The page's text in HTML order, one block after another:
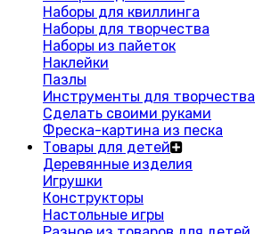
Наборы для квиллинга
Наборы для творчества
Наборы из пайеток
Наклейки
Пазлы
Инструменты для творчества
Сделать своими руками
Фреска-картина из песка
Товары для детей
Деревянные изделия
Игрушки
Конструкторы
Настольные игры